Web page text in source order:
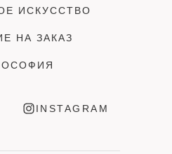
ИСКУССТВО
НА ЗАКАЗ
INSTAGRAM